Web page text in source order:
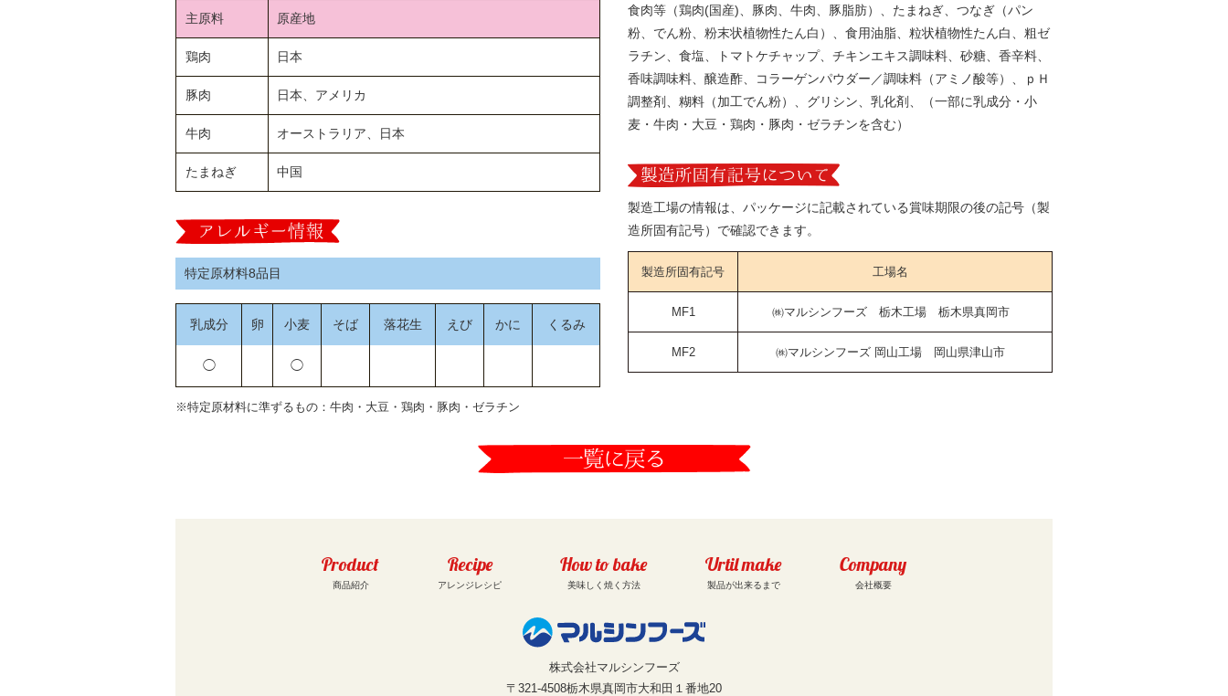
主原料 原産地
鶏肉 日本
豚肉 日本、アメリカ
牛肉 オーストラリア、日本
たまねぎ 中国
特定原材料8品目
乳成分 卵 小麦 そば 落花生 えび かに くるみ
◯ ◯
※特定原材料に準ずるもの：牛肉・大豆・鶏肉・豚肉・ゼラチン
食肉等（鶏肉(国産)、豚肉、牛肉、豚脂肪）、たまねぎ、つなぎ（パン
粉、でん粉、粉末状植物性たん白）、食用油脂、粒状植物性たん白、粗ゼ
ラチン、食塩、トマトケチャップ、チキンエキス調味料、砂糖、香辛料、
香味調味料、醸造酢、コラーゲンパウダー／調味料（アミノ酸等）、ｐＨ
調整剤、糊料（加工でん粉）、グリシン、乳化剤、（一部に乳成分・小
麦・牛肉・大豆・鶏肉・豚肉・ゼラチンを含む）
製造工場の情報は、パッケージに記載されている賞味期限の後の記号（製
造所固有記号）で確認できます。
製造所固有記号 工場名
MF1 ㈱マルシンフーズ 栃木工場 栃木県真岡市
MF2 ㈱マルシンフーズ 岡山工場 岡山県津山市
Product
商品紹介
Recipe
アレンジレシピ
How to bake
美味しく焼く方法
Urtil make
製品が出来るまで
Company
会社概要
株式会社マルシンフーズ
〒321-4508栃木県真岡市大和田１番地20